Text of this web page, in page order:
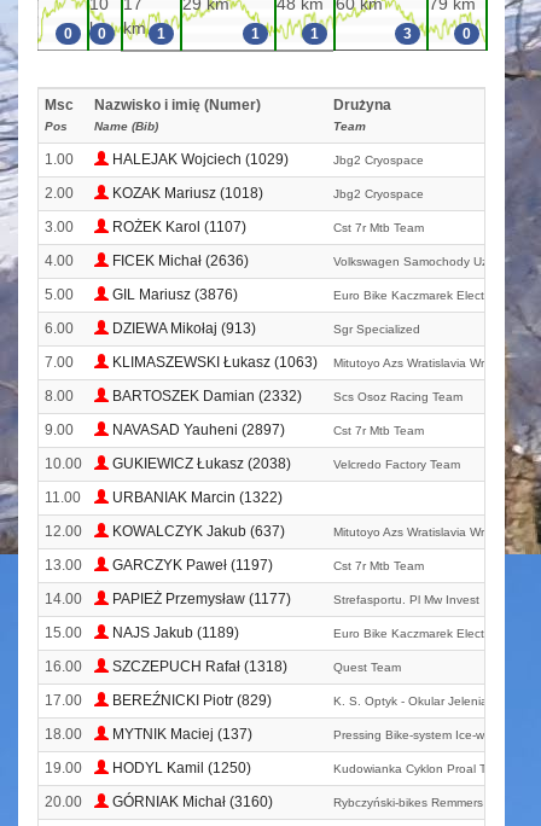
0
km
0
km
1 1 1 3 0
Msc
Pos
Nazwisko i imię (Numer)
Name (Bib)
Drużyna
Team
1.00 HALEJAK Wojciech (1029) Jbg2 Cryospace
2.00 KOZAK Mariusz (1018) Jbg2 Cryospace
3.00 ROŻEK Karol (1107) Cst 7r Mtb Team
4.00 FICEK Michał (2636) Volkswagen Samochody Użytkowe
5.00 GIL Mariusz (3876) Euro Bike Kaczmarek Electric Team
6.00 DZIEWA Mikołaj (913) Sgr Specialized
7.00 KLIMASZEWSKI Łukasz (1063) Mitutoyo Azs Wratislavia Wrocław
8.00 BARTOSZEK Damian (2332) Scs Osoz Racing Team
9.00 NAVASAD Yauheni (2897) Cst 7r Mtb Team
10.00 GUKIEWICZ Łukasz (2038) Velcredo Factory Team
11.00
URBANIAK Marcin (1322)
12.00
KOWALCZYK Jakub (637) Mitutoyo Azs Wratislavia Wrocław
13.00 GARCZYK Paweł (1197) Cst 7r Mtb Team
14.00 PAPIEŻ Przemysław (1177) Strefasportu. Pl Mw Invest
15.00 NAJS Jakub (1189) Euro Bike Kaczmarek Electric Team
16.00 SZCZEPUCH Rafał (1318) Quest Team
17.00 BEREŹNICKI Piotr (829) K. S. Optyk - Okular Jelenia Góra
18.00 MYTNIK Maciej (137) Pressing Bike-system Ice-went Team
19.00 HODYL Kamil (1250) Kudowianka Cyklon Proal Team
20.00 GÓRNIAK Michał (3160) Rybczyński-bikes Remmers Team